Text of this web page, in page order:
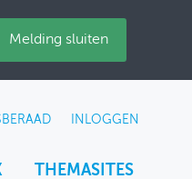
Melding sluiten
INLOGGEN
THEMASITES